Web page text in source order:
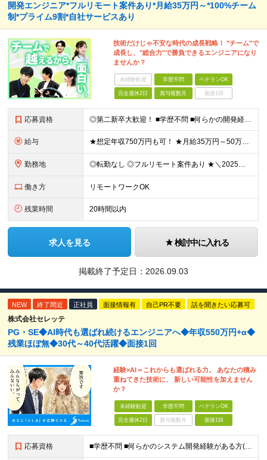
開発エンジニア*フルリモート案件あり*月給35万円～*100%チーム
制*プライム9割*自社サービスあり
技術だけじゃ不安な時代の成長戦略！ "チーム"で
成長し、"総合力"で勝負できるエンジニアになり
ませんか？
未経験歓迎 学歴不問 ベテランOK
完全週休2日 賞与複数月 面接1回
応募資格 ◎第二新卒大歓迎！ ■学歴不問 ■何らかの開発経験またはプログラミングや保守・運用のご経験 ※言語や経験年数は不問 ＜こんな方にピッタリです＞ □ 上流のスキルを身につけたい □ 技術以外のスキルを
給与 ★想定年収750万円も可！ ★月給35万円～50万円＋賞与年2回（賞与昨年実績3.2ヶ月）＋各種手当＋住宅手当あり(最大1万5千円) ※経験やスキルを考慮して決定します。 ※上記月給には一律支給の住
勤務地 ◎転勤なし ◎フルリモート案件あり ★＼2025年10月20日にNEWオフィス移転／★ ━━━━━━━━━━━━━━━━━━━━━━ AMG Solutionは、日本橋大伝馬町に移転！ 移転に向けて
働き方 リモートワークOK
残業時間 20時間以内
求人を見る 検討中に入れる
掲載終了予定日： 2026.09.03
NEW 終了間近 正社員 面接情報有 自己PR不要 話を聞きたい応募可
株式会社セレッテ
PG・SE◆AI時代も選ばれ続けるエンジニアへ◆年収550万円+α◆
残業ほぼ無◆30代～40代活躍◆面接1回
経験×AI＝これからも選ばれる力。 あなたの積み
重ねてきた技術に、 新しい可能性を加えません
か？
未経験歓迎 学歴不問 ベテランOK
完全週休2日 賞与複数月 面接1回
応募資格 ■学歴不問 ■何らかのシステム開発経験がある方(2年以上・ジャンル不問) ☆エンジニア未経験の方も積極採用中です！スキルや経験に自信が無い方も、お気軽にご応募ください！